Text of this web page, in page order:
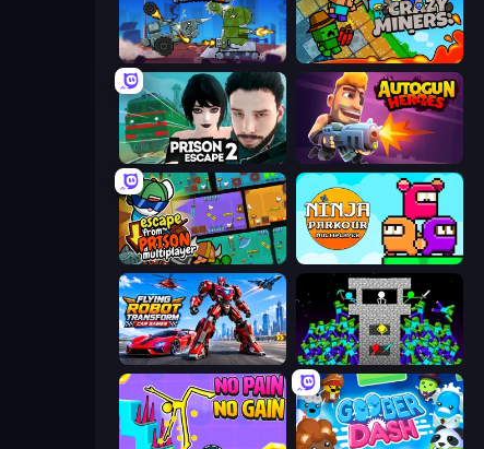
Tanks Arena io: Craft & Combat Crazy Miners
Prison Escape 2 Autogun Heroes
Escape From Prison Multiplayer Ninja Parkour Multiplayer
Flying Robot Transform Car Games Stick Epic Fighter